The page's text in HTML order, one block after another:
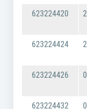
623224420
623224424
623224426
623224432